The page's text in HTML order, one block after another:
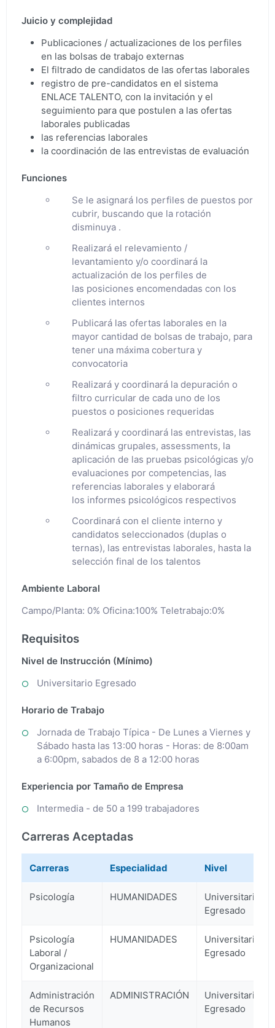
Juicio y complejidad
Publicaciones / actualizaciones de los perfiles
en las bolsas de trabajo externas
El filtrado de candidatos de las ofertas laborales
registro de pre-candidatos en el sistema
ENLACE TALENTO, con la invitación y el
seguimiento para que postulen a las ofertas
laborales publicadas
las referencias laborales
la coordinación de las entrevistas de evaluación
Funciones
Se le asignará los perfiles de puestos por
cubrir, buscando que la rotación
disminuya .
Realizará el relevamiento /
levantamiento y/o coordinará la
actualización de los perfiles de
las posiciones encomendadas con los
clientes internos
Publicará las ofertas laborales en la
mayor cantidad de bolsas de trabajo, para
tener una máxima cobertura y
convocatoria
Realizará y coordinará la depuración o
filtro curricular de cada uno de los
puestos o posiciones requeridas
Realizará y coordinará las entrevistas, las
dinámicas grupales, assessments, la
aplicación de las pruebas psicológicas y/o
evaluaciones por competencias, las
referencias laborales y elaborará
los informes psicológicos respectivos
Coordinará con el cliente interno y
candidatos seleccionados (duplas o
ternas), las entrevistas laborales, hasta la
selección final de los talentos
Ambiente Laboral
Campo/Planta: 0% Oficina:100% Teletrabajo:0%
Requisitos
Nivel de Instrucción (Mínimo)
Universitario Egresado
Horario de Trabajo
Jornada de Trabajo Típica - De Lunes a Viernes y
Sábado hasta las 13:00 horas - Horas: de 8:00am
a 6:00pm, sabados de 8 a 12:00 horas
Experiencia por Tamaño de Empresa
Intermedia - de 50 a 199 trabajadores
Carreras Aceptadas
Carreras Especialidad Nivel
Psicología HUMANIDADES
Universitario
Egresado
Psicología
Laboral /
Organizacional
HUMANIDADES
Universitario
Egresado
Administración
de Recursos
Humanos
ADMINISTRACIÓN
Universitario
Egresado